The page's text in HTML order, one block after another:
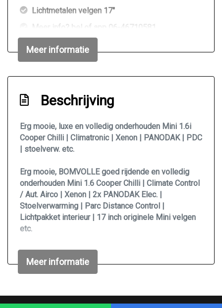
Lichtmetalen velgen 17"
Meer info? bel of app 06-46710581
Metaalkleur
Mistlampen voor
Panoramadak
Park distance control
Parkeersensor achter
Volledige onderhoudshistorie + facturen
aanwezig!
Interieur
Achterbank in delen neerklapbaar
Airco
Airco automatisch
Armsteun voor
Automatische airco / climate control
Meer informatie
Beschrijving
Erg mooie, luxe en volledig onderhouden Mini 1.6i
Cooper Chilli | Climatronic | Xenon | PANODAK | PDC
| stoelverw. etc.
Erg mooie, BOMVOLLE goed rijdende en volledig
onderhouden Mini 1.6 Cooper Chilli | Climate Control
/ Aut. Airco | Xenon | 2x PANODAK Elec. |
Stoelverwarming | Parc Distance Control |
Lichtpakket interieur | 17 inch originele Mini velgen
etc.
- Scherpe Rijklaarprijs, wij hanteren geen
afleveringskosten.
- Word rijklaar afgeleverd, inclusief nieuwe APK en
- Prachtige auto!
Meer informatie